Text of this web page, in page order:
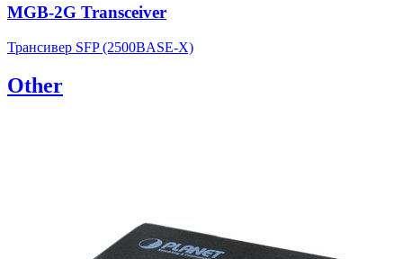
MGB-2G Transceiver
Трансивер SFP (2500BASE-X)
Other